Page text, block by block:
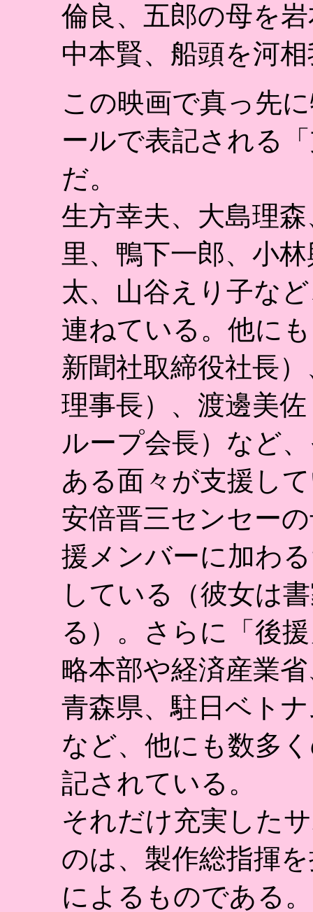
倫良、五郎の母を
中本賢、船頭を河
この映画で真っ先
ールで表記される
だ。
生方幸夫、大島理
里、鴨下一郎、小
太、山谷えり子な
連ねている。他に
新聞社取締役社長
理事長）、渡邊美
ループ会長）など
ある面々が支援し
安倍晋三センセー
援メンバーに加わ
している（彼女は
る）。さらに「後
略本部や経済産業
青森県、駐日ベト
など、他にも数多
記されている。
それだけ充実した
のは、製作総指揮
によるものである。